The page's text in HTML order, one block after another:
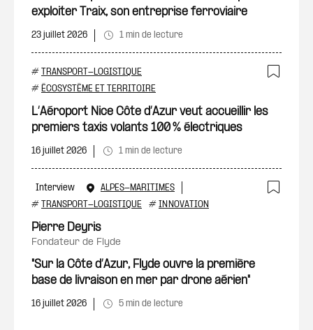
exploiter Traix, son entreprise ferroviaire
23 juillet 2026 1 min de lecture
# TRANSPORT-LOGISTIQUE
# ÉCOSYSTÈME ET TERRITOIRE
L’Aéroport Nice Côte d’Azur veut accueillir les
premiers taxis volants 100 % électriques
16 juillet 2026 1 min de lecture
Interview
ALPES-MARITIMES
# TRANSPORT-LOGISTIQUE # INNOVATION
Pierre Deyris
fondateur de Flyde
"Sur la Côte d’Azur, Flyde ouvre la première
base de livraison en mer par drone aérien"
16 juillet 2026 5 min de lecture